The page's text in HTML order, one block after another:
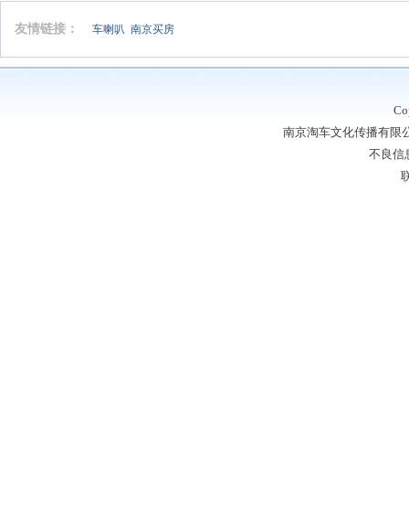
友情链接： 车喇叭 南京买房
南京淘车文化传播有限
不良信